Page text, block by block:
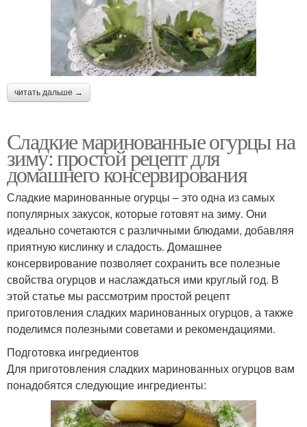
читать дальше →
Сладкие маринованные огурцы на
зиму: простой рецепт для
домашнего консервирования
Сладкие маринованные огурцы – это одна из самых
популярных закусок, которые готовят на зиму. Они
идеально сочетаются с различными блюдами, добавляя
приятную кислинку и сладость. Домашнее
консервирование позволяет сохранить все полезные
свойства огурцов и наслаждаться ими круглый год. В
этой статье мы рассмотрим простой рецепт
приготовления сладких маринованных огурцов, а также
поделимся полезными советами и рекомендациями.
Подготовка ингредиентов
Для приготовления сладких маринованных огурцов вам
понадобятся следующие ингредиенты: